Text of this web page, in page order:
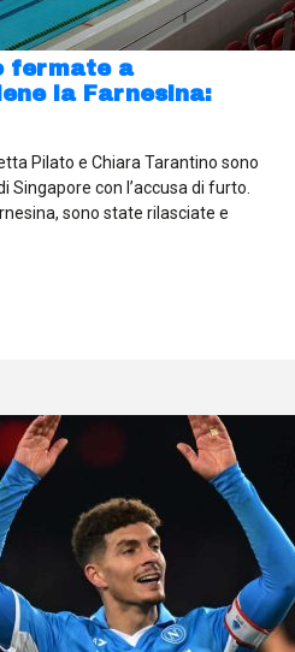
fermate a
la Farnesina:
Pilato e Chiara Tarantino sono
con l’accusa di furto.
sono state rilasciate e